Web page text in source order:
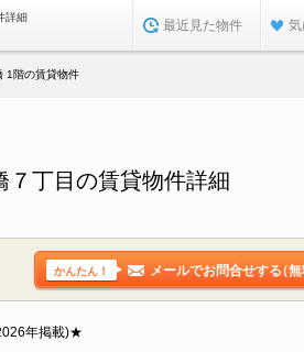
詳細
最近見た物件
1階の賃貸物件
７丁目の賃貸物件詳細
かんたん！ メールでお問合せする（無
年掲載)★